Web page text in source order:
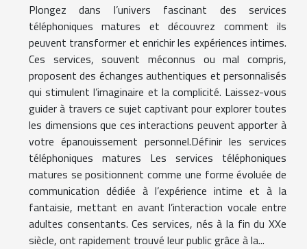
Plongez dans l’univers fascinant des services
téléphoniques matures et découvrez comment ils
peuvent transformer et enrichir les expériences intimes.
Ces services, souvent méconnus ou mal compris,
proposent des échanges authentiques et personnalisés
qui stimulent l’imaginaire et la complicité. Laissez-vous
guider à travers ce sujet captivant pour explorer toutes
les dimensions que ces interactions peuvent apporter à
votre épanouissement personnel.Définir les services
téléphoniques matures Les services téléphoniques
matures se positionnent comme une forme évoluée de
communication dédiée à l’expérience intime et à la
fantaisie, mettant en avant l’interaction vocale entre
adultes consentants. Ces services, nés à la fin du XXe
siècle, ont rapidement trouvé leur public grâce à la...